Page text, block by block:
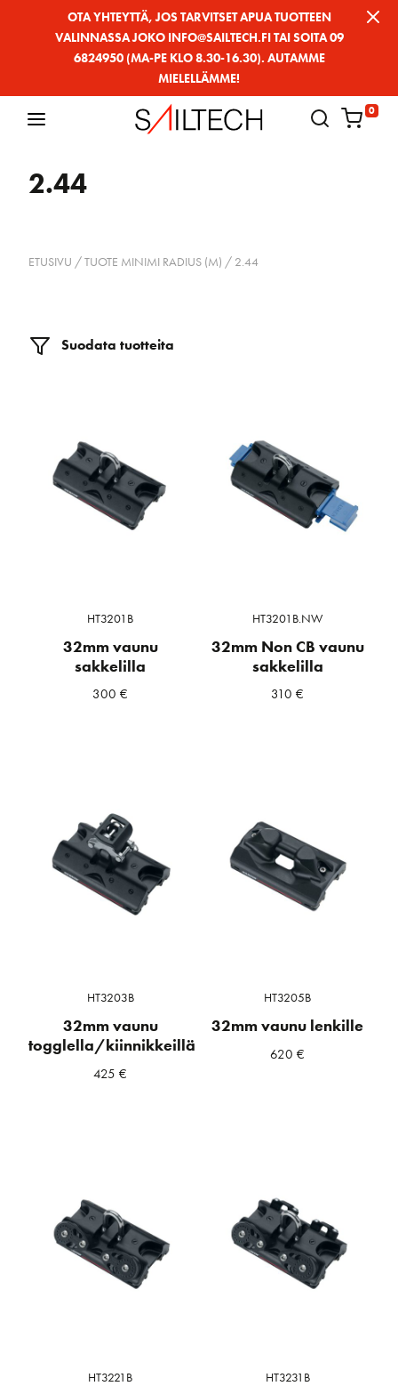
OTA YHTEYTTÄ, JOS TARVITSET APUA TUOTTEEN
VALINNASSA JOKO INFO@SAILTECH.FI TAI SOITA 09
6824950 (MA-PE KLO 8.30-16.30). AUTAMME
MIELELLÄMME!
0
2.44
ETUSIVU / TUOTE MINIMI RADIUS (M) / 2.44
Suodata tuotteita
HT3201B
32mm vaunu
sakkelilla
300€
HT3201B.NW
32mm Non CB vaunu
sakkelilla
310€
HT3203B
32mm vaunu
togglella/kiinnikkeillä
425€
HT3205B
32mm vaunu lenkille
620€
HT3221B HT3231B